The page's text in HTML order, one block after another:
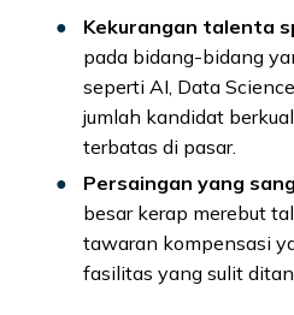
Kekurangan talenta
pada bidang-bidang
seperti AI, Data
jumlah kandidat
terbatas di pasar.
Persaingan yang
besar kerap merebut
tawaran kompensasi
fasilitas yang sulit